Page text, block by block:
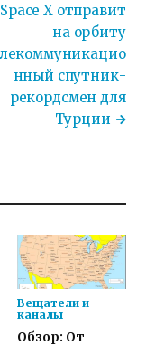
Space X отправит
на орбиту
нный спутник-
рекордсмен для
Турции
Вещатели и
каналы
Обзор: От